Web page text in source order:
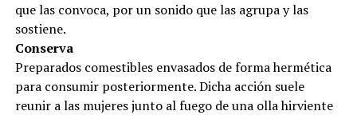
que las convoca, por un sonido que las agrupa y las
sostiene.
Conserva
Preparados comestibles envasados de forma hermética
para consumir posteriormente. Dicha acción suele
reunir a las mujeres junto al fuego de una olla hirviente